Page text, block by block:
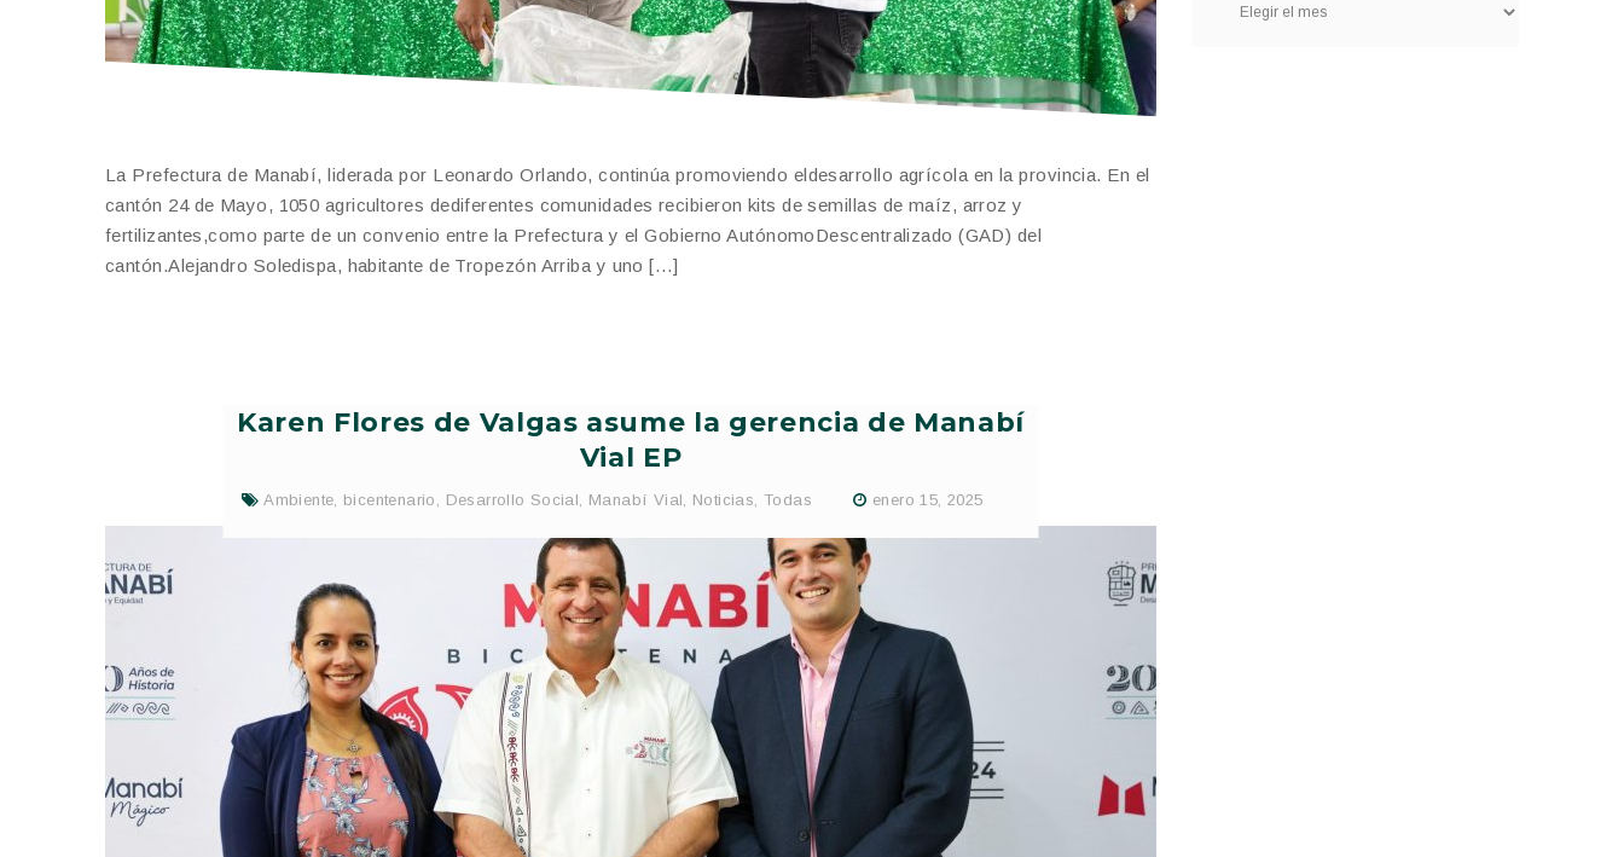
La Prefectura de Manabí, liderada por Leonardo Orlando, continúa promoviendo eldesarrollo agrícola en la provincia. En el
cantón 24 de Mayo, 1050 agricultores dediferentes comunidades recibieron kits de semillas de maíz, arroz y
fertilizantes,como parte de un convenio entre la Prefectura y el Gobierno AutónomoDescentralizado (GAD) del
cantón.Alejandro Soledispa, habitante de Tropezón Arriba y uno […]
Karen Flores de Valgas asume la gerencia de Manabí
Vial EP
Ambiente, bicentenario , Desarrollo Social, Manabí Vial, Noticias, Todas enero 15, 2025